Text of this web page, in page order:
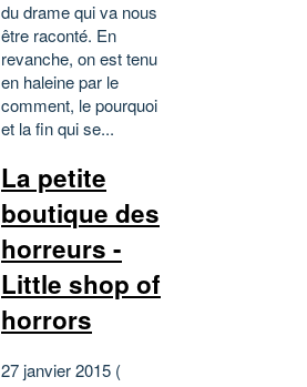
du drame qui va nous
être raconté. En
revanche, on est tenu
en haleine par le
comment, le pourquoi
et la fin qui se...
La petite
boutique des
horreurs -
Little shop of
horrors
27 janvier 2015 (